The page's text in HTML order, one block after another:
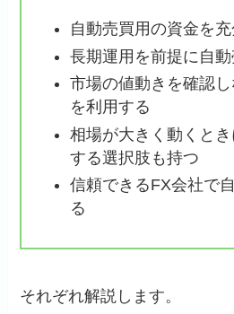
自動売買用の資金を
長期運用を前提に自
市場の値動きを確認
を利用する
相場が大きく動くと
する選択肢も持つ
信頼できるFX会社で
る
それぞれ解説します。